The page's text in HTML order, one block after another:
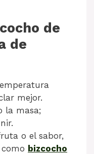
de
de
mejor.
la masa;
o el sabor,
bizcocho